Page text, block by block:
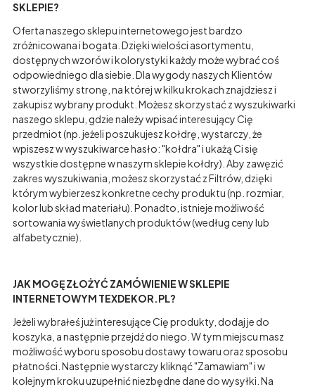
SKLEPIE?
Oferta naszego sklepu internetowego jest bardzo
zróżnicowana i bogata. Dzięki wielości asortymentu,
dostępnych wzorów i kolorystyki każdy może wybrać coś
odpowiedniego dla siebie. Dla wygody naszych Klientów
stworzyliśmy stronę, na której w kilku krokach znajdziesz i
zakupisz wybrany produkt. Możesz skorzystać z wyszukiwarki
naszego sklepu, gdzie należy wpisać interesujący Cię
przedmiot (np. jeżeli poszukujesz kołdrę, wystarczy, że
wpiszesz w wyszukiwarce hasło: "kołdra" i ukażą Ci się
wszystkie dostępne w naszym sklepie kołdry). Aby zawęzić
zakres wyszukiwania, możesz skorzystać z Filtrów, dzięki
którym wybierzesz konkretne cechy produktu (np. rozmiar,
kolor lub skład materiału). Ponadto, istnieje możliwość
sortowania wyświetlanych produktów (według ceny lub
alfabetycznie).
JAK MOGĘ ZŁOŻYĆ ZAMÓWIENIE W SKLEPIE
INTERNETOWYM TEXDEKOR.PL?
Jeżeli wybrałeś już interesujące Cię produkty, dodaj je do
koszyka, a następnie przejdź do niego. W tym miejscu masz
możliwość wyboru sposobu dostawy towaru oraz sposobu
płatności. Następnie wystarczy kliknąć "Zamawiam" i w
kolejnym kroku uzupełnić niezbędne dane do wysyłki. Na